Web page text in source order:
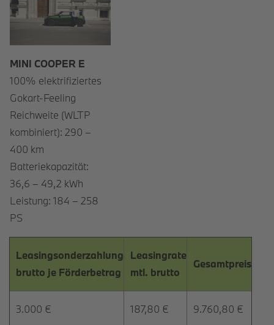
MINI COOPER E
100% elektrifiziertes
Gokart-Feeling
Reichweite (WLTP
kombiniert): 290 –
400 km
Batteriekapazität:
36,6 – 49,2 kWh
Leistung: 184 – 258
PS
Leasingsonderzahlung
brutto je Förderbetrag
Leasingrate
mtl. brutto
Gesamtpreis
3.000 € 187,80 € 9.760,80 €